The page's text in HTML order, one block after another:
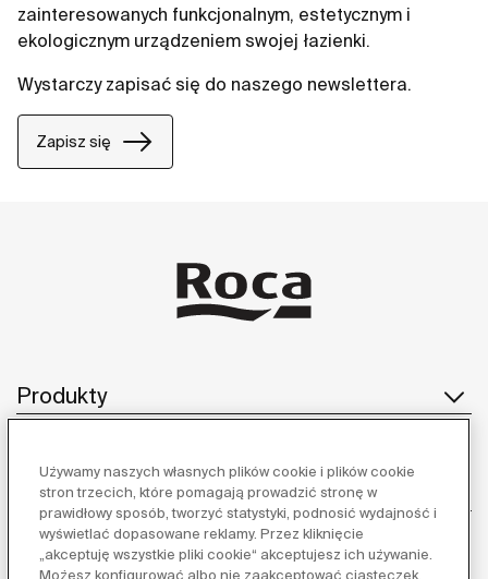
zainteresowanych funkcjonalnym, estetycznym i
ekologicznym urządzeniem swojej łazienki.
Wystarczy zapisać się do naszego newslettera.
Zapisz się
Produkty
Obsługa klienta
Używamy naszych własnych plików cookie i plików cookie
stron trzecich, które pomagają prowadzić stronę w
prawidłowy sposób, tworzyć statystyki, podnosić wydajność i
wyświetlać dopasowane reklamy. Przez kliknięcie
„akceptuję wszystkie pliki cookie“ akceptujesz ich używanie.
Możesz konfigurować albo nie zaakceptować ciasteczek,